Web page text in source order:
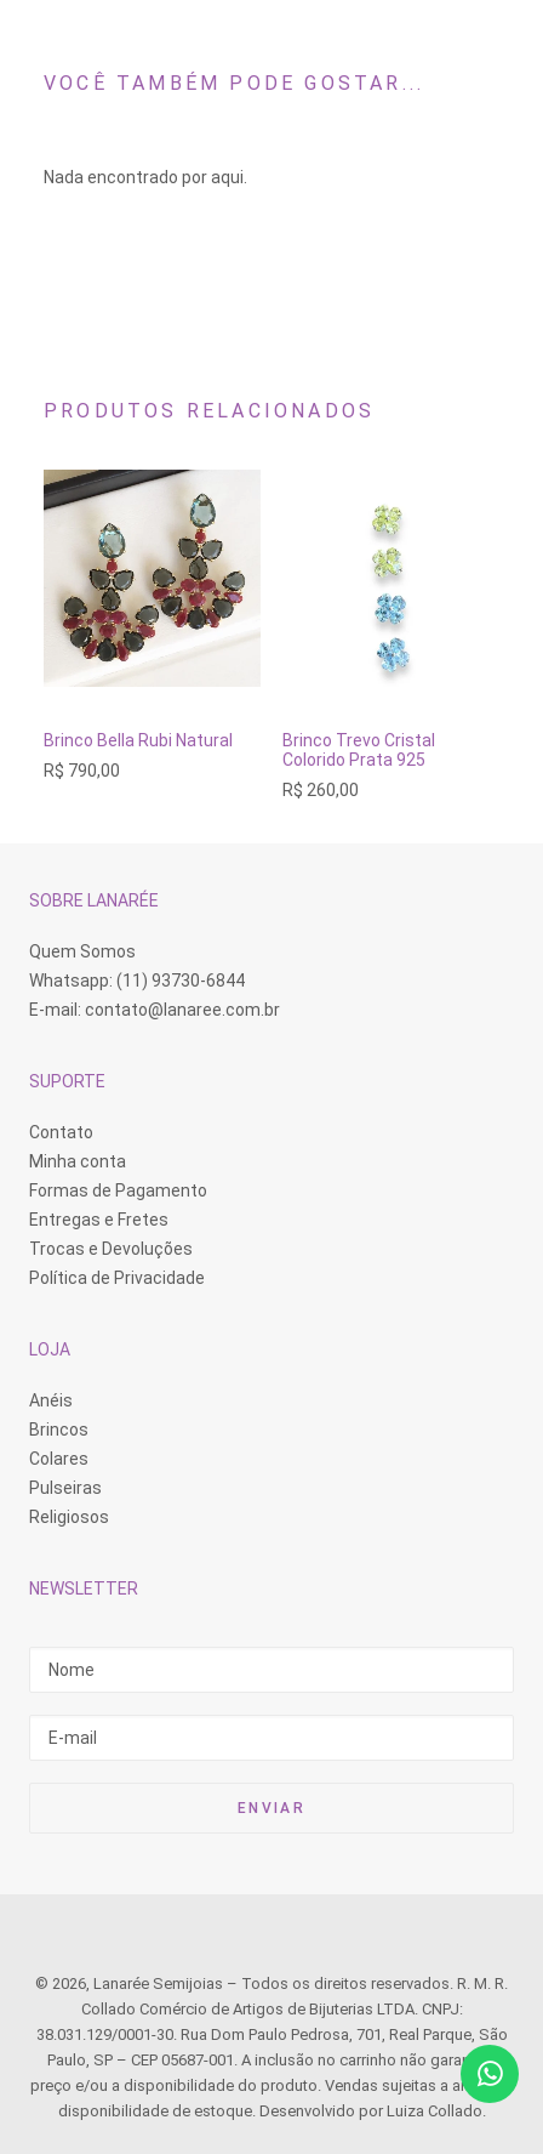
VOCÊ TAMBÉM PODE GOSTAR...
Nada encontrado por aqui.
PRODUTOS RELACIONADOS
ADICIONAR AO CARRINHO
Brinco Bella Rubi Natural
R$ 790,00
VER OPÇÕES
tem
várias
As
Brinco Trevo Cristal
Colorido Prata 925
R$ 260,00
SOBRE LANARÉE
Quem Somos
Whatsapp: (11) 93730-6844
E-mail: contato@lanaree.com.br
SUPORTE
Contato
Minha conta
Formas de Pagamento
Entregas e Fretes
Trocas e Devoluções
Política de Privacidade
LOJA
Anéis
Brincos
Colares
Pulseiras
Religiosos
NEWSLETTER
© 2026, Lanarée Semijoias – Todos os direitos reservados. R. M. R.
Collado Comércio de Artigos de Bijuterias LTDA. CNPJ:
38.031.129/0001-30. Rua Dom Paulo Pedrosa, 701, Real Parque, São
Paulo, SP – CEP 05687-001. A inclusão no carrinho não garante o
preço e/ou a disponibilidade do produto. Vendas sujeitas a análise e
disponibilidade de estoque. Desenvolvido por Luiza Collado.